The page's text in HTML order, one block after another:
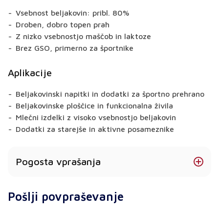
Vsebnost beljakovin: pribl. 80%
Droben, dobro topen prah
Z nizko vsebnostjo maščob in laktoze
Brez GSO, primerno za športnike
Aplikacije
Beljakovinski napitki in dodatki za športno prehrano
Beljakovinske ploščice in funkcionalna živila
Mlečni izdelki z visoko vsebnostjo beljakovin
Dodatki za starejše in aktivne posameznike
Pogosta vprašanja
ljudi z intoleranco na laktozo?
Pošlji povpraševanje